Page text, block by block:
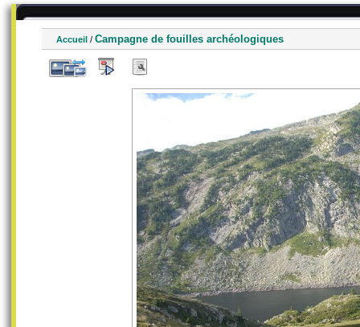
Accueil / Campagne de fouilles archéologiques